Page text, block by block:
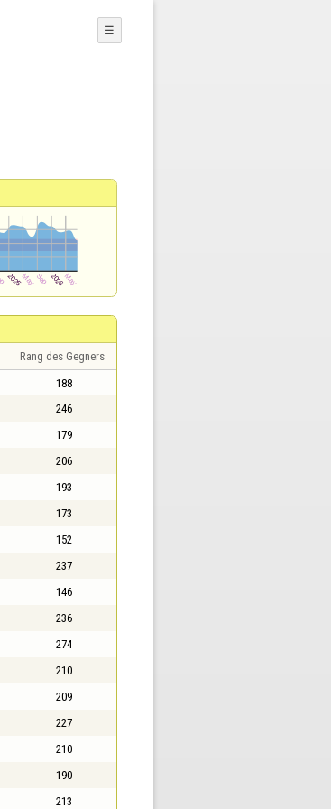
☰
Rang des Gegners
188
246
179
206
193
173
152
237
146
236
274
210
209
227
210
190
213